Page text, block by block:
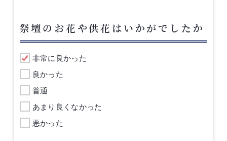
祭壇のお花や供花はいかがでしたか
非常に良かった
良かった
普通
あまり良くなかった
悪かった